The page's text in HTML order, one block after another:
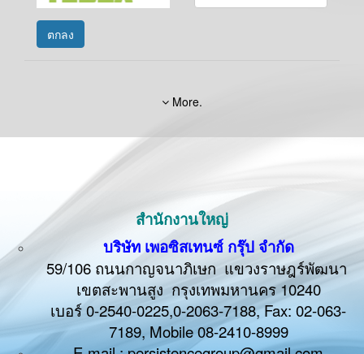
ตกลง
More.
สำนักงานใหญ่
บริษัท เพอซิสเทนซ์ กรุ๊ป จำกัด
59/106 ถนนกาญจนาภิเษก แขวงราษฎร์พัฒนา
เขตสะพานสูง กรุงเทพมหานคร 10240
เบอร์ 0-2540-0225,0-2063-7188, Fax: 02-063-
7189, Mobile08-2410-8999